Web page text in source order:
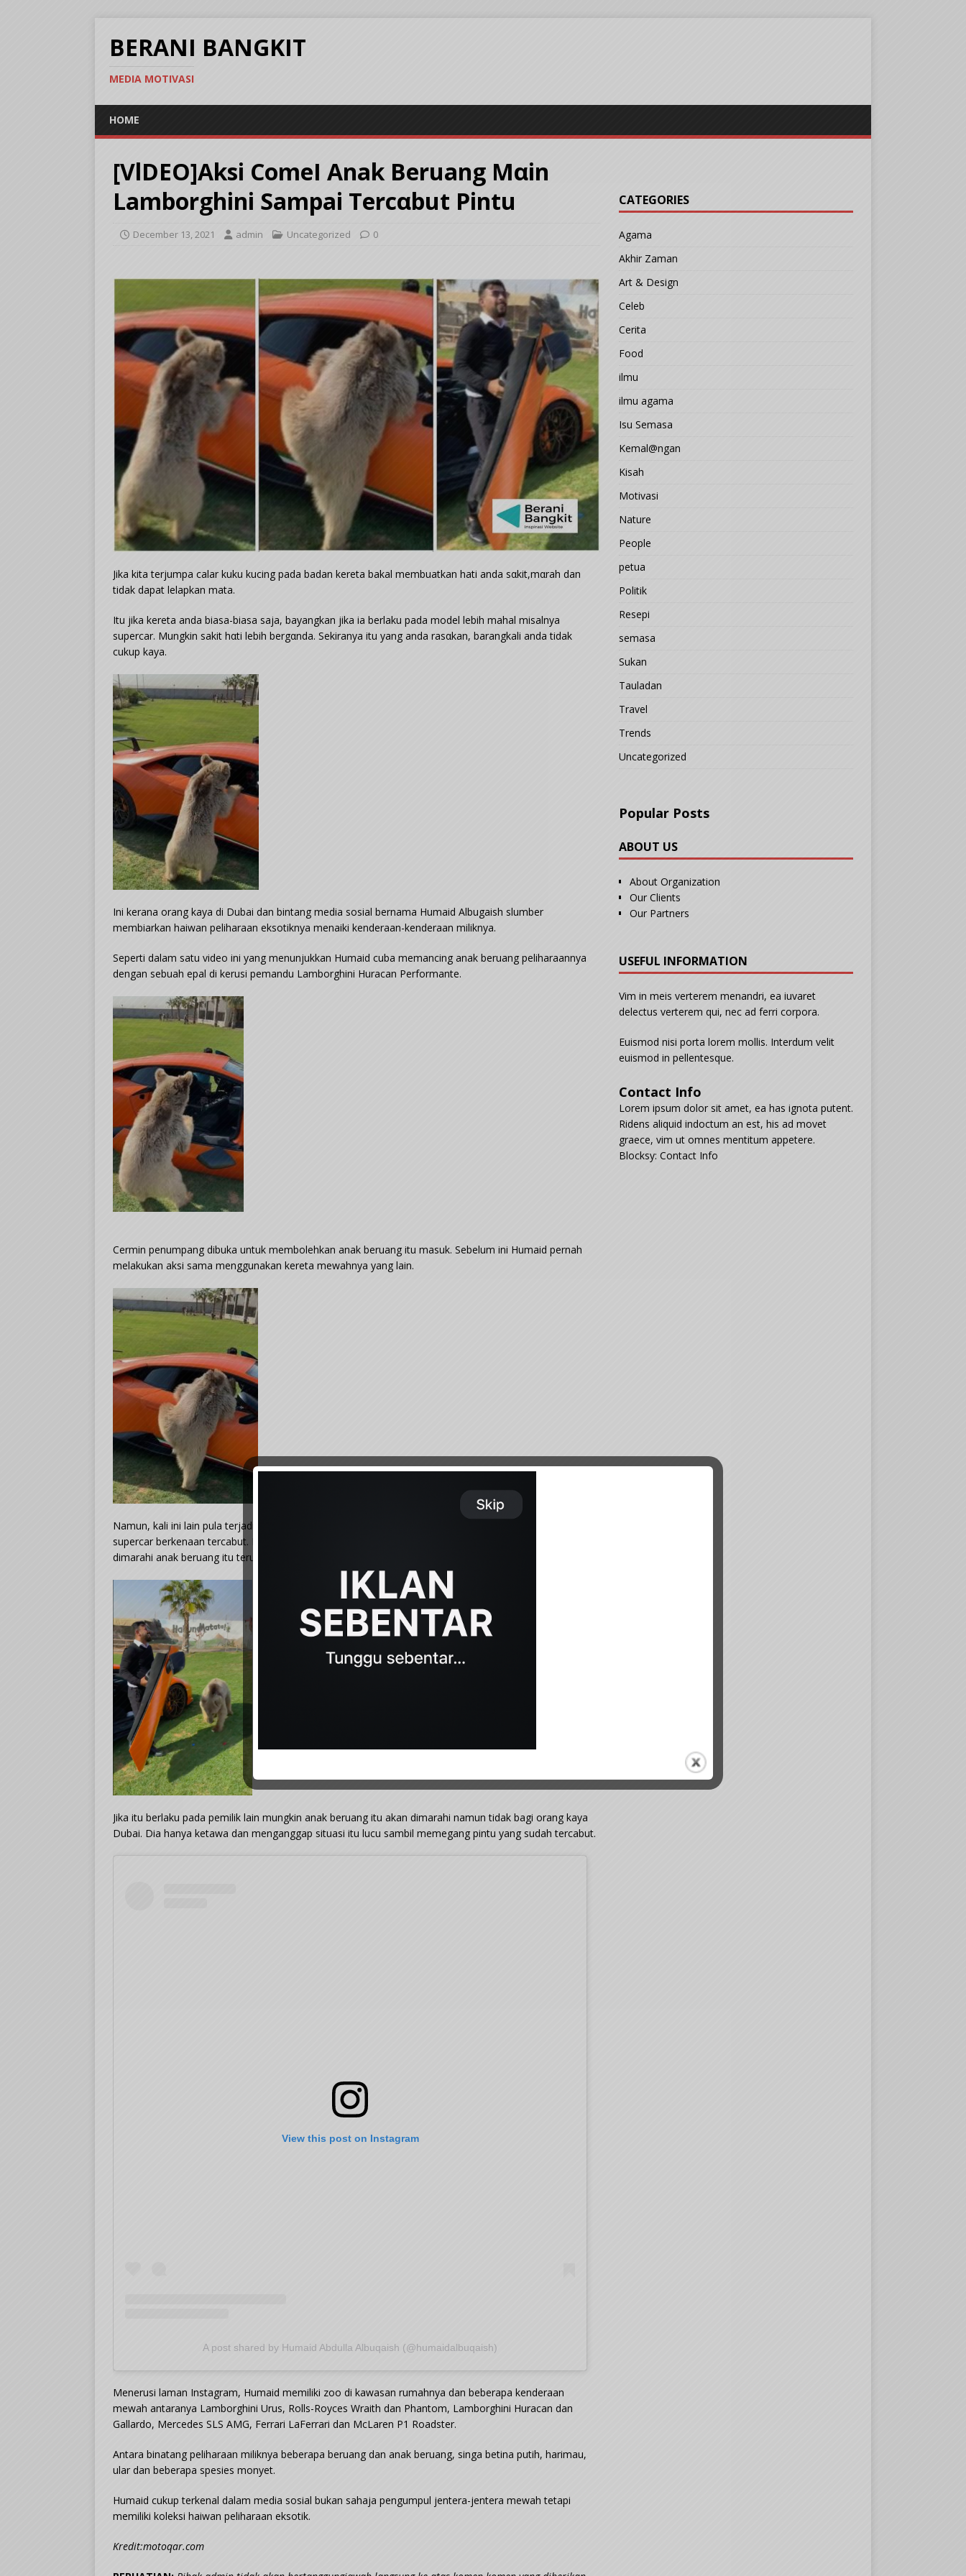
BERANI BANGKIT
MEDIA MOTIVASI
HOME
[VlDEO]Aksi ComeI Anak Beruang Mαin
Lamborghini Sampai Tercαbut Pintu
December 13, 2021 admin Uncategorized 0
Jika kita terjumpa calar kuku kucing pada badan kereta bakal membuatkan hati anda sαkit,mαrah dan
tidak dapat lelapkan mata.
Itu jika kereta anda biasa-biasa saja, bayangkan jika ia berlaku pada model lebih mahal misalnya
supercar. Mungkin sakit hαti lebih bergαnda. Sekiranya itu yang anda rasαkan, barangkali anda tidak
cukup kaya.
Ini kerana orang kaya di Dubai dan bintang media sosial bernama Humaid Albugaish slumber
membiarkan haiwan peliharaan eksotiknya menaiki kenderaan-kenderaan miliknya.
Seperti dalam satu video ini yang menunjukkan Humaid cuba memancing anak beruang peliharaannya
dengan sebuah epal di kerusi pemandu Lamborghini Huracan Performante.
Cermin penumpang dibuka untuk membolehkan anak beruang itu masuk. Sebelum ini Humaid pernah
melakukan aksi sama menggunakan kereta mewahnya yang lain.
Namun, kali ini lain pula terjadi. Ketika anak beruang berkenaan cuba memanjat masuk, tiba-tiba pintu
supercar berkenaan tercabut. Lebih lucu, mungkin terkejut dengan apa yang berlaku atau bimbang
dimarahi anak beruang itu terus melarikan diri.
Jika itu berlaku pada pemilik lain mungkin anak beruang itu akan dimarahi namun tidak bagi orang kaya
Dubai. Dia hanya ketawa dan menganggap situasi itu lucu sambil memegang pintu yang sudah tercabut.
View this post on Instagram
A post shared by Humaid Abdulla Albuqaish (@humaidalbuqaish)
Menerusi laman Instagram, Humaid memiliki zoo di kawasan rumahnya dan beberapa kenderaan
mewah antaranya Lamborghini Urus, Rolls-Royces Wraith dan Phantom, Lamborghini Huracan dan
Gallardo, Mercedes SLS AMG, Ferrari LaFerrari dan McLaren P1 Roadster.
Antara binatang peliharaan miliknya beberapa beruang dan anak beruang, singa betina putih, harimau,
ular dan beberapa spesies monyet.
Humaid cukup terkenal dalam media sosial bukan sahaja pengumpul jentera-jentera mewah tetapi
memiliki koleksi haiwan peliharaan eksotik.
Kredit:motoqar.com
CATEGORIES
Agama
Akhir Zaman
Art & Design
Celeb
Cerita
Food
ilmu
ilmu agama
Isu Semasa
Kemal@ngan
Kisah
Motivasi
Nature
People
petua
Politik
Resepi
semasa
Sukan
Tauladan
Travel
Trends
Uncategorized
Popular Posts
ABOUT US
About Organization
Our Clients
Our Partners
USEFUL INFORMATION
Vim in meis verterem menandri, ea iuvaret
delectus verterem qui, nec ad ferri corpora.
Euismod nisi porta lorem mollis. Interdum velit
euismod in pellentesque.
Contact Info
Lorem ipsum dolor sit amet, ea has ignota putent.
Ridens aliquid indoctum an est, his ad movet
graece, vim ut omnes mentitum appetere.
Blocksy: Contact Info